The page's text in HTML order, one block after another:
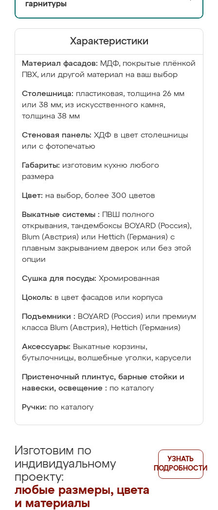
гарнитуры
Характеристики
Материал фасадов: МДФ, покрытые плёнкой
ПВХ, или другой материал на ваш выбор
Столешница: пластиковая, толщина 26 мм
или 38 мм; из искусственного камня,
толщина 38 мм
Стеновая панель: ХДФ в цвет столешницы
или с фотопечатью
Габариты: изготовим кухню любого
размера
Цвет: на выбор, более 300 цветов
Выкатные системы :
ПВШ полного
открывания, тандембоксы BOYARD (Россия),
Blum (Австрия) или Hettich (Германия) с
плавным закрыванием дверок или без этой
опции
Сушка для посуды: Хромированная
Цоколь: в цвет фасадов или корпуса
Подъемники : BOYARD (Россия) или премиум
класса Blum (Австрия), Hettich (Германия)
Аксессуары: Выкатные корзины,
бутылочницы, волшебные уголки, карусели
Пристеночный плинтус, барные стойки и
навески, освещение : по каталогу
Ручки: по каталогу
Изготовим по
индивидуальному
проекту:
любые размеры, цвета
и материалы
УЗНАТЬ
ПОДРОБНОСТИ